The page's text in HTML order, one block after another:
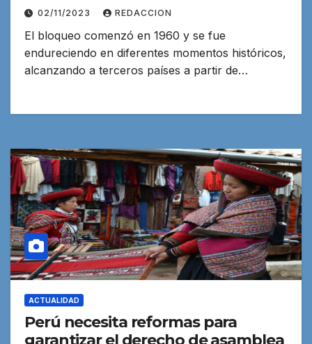
02/11/2023 REDACCION
El bloqueo comenzó en 1960 y se fue
endureciendo en diferentes momentos históricos,
alcanzando a terceros países a partir de…
ACTUALIDAD
Perú necesita reformas para